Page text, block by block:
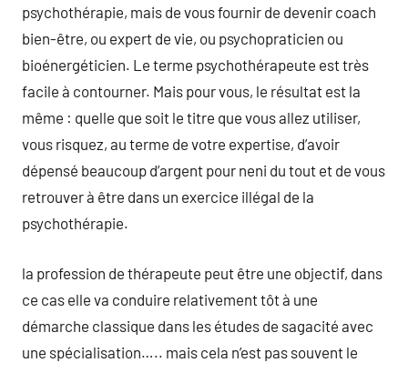
psychothérapie, mais de vous fournir de devenir coach
bien-être, ou expert de vie, ou psychopraticien ou
bioénergéticien. Le terme psychothérapeute est très
facile à contourner. Mais pour vous, le résultat est la
même : quelle que soit le titre que vous allez utiliser,
vous risquez, au terme de votre expertise, d’avoir
dépensé beaucoup d’argent pour neni du tout et de vous
retrouver à être dans un exercice illégal de la
psychothérapie.
la profession de thérapeute peut être une objectif, dans
ce cas elle va conduire relativement tôt à une
démarche classique dans les études de sagacité avec
une spécialisation….. mais cela n’est pas souvent le